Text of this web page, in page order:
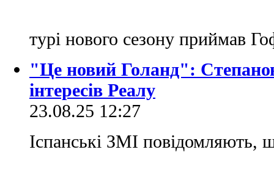
турі нового сезону приймав
"Це новий Голанд":
інтересів Реалу
23.08.25 12:27
Іспанські ЗМІ повідомляють,